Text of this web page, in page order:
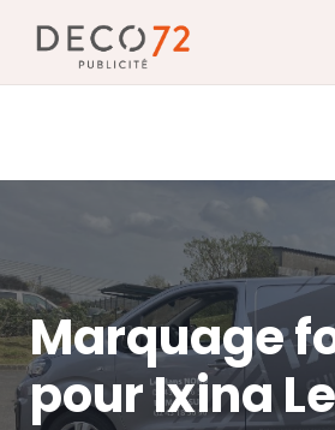
Marquage
pour Ixina